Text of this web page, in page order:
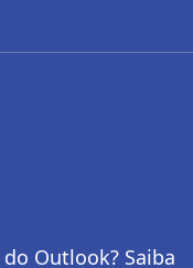
Outlook? Saiba